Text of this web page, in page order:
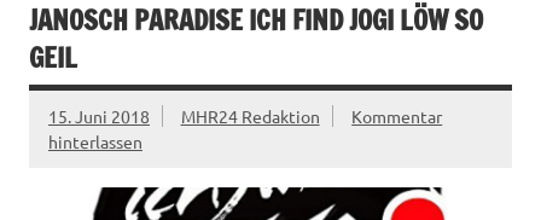
JANOSCH PARADISE ICH FIND JOGI LÖW SO
GEIL
15. Juni 2018 MHR24 Redaktion
Kommentar
hinterlassen